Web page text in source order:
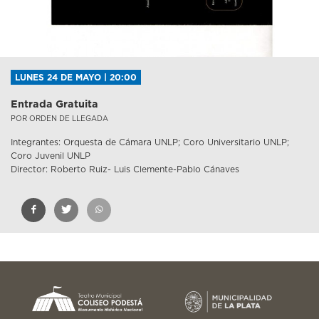
LUNES 24 DE MAYO | 20:00
Entrada Gratuita
POR ORDEN DE LLEGADA
Integrantes: Orquesta de Cámara UNLP; Coro Universitario UNLP;
Coro Juvenil UNLP
Director: Roberto Ruiz- Luis Clemente-Pablo Cánaves